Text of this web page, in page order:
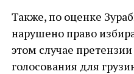
Также, по оценке
нарушено право
этом случае
голосования для